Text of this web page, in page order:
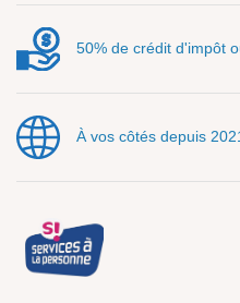
50% de crédit d'impôt
À vos côtés depuis